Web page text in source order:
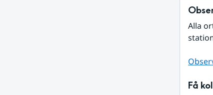
Alla
Få